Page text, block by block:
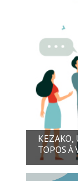
KEZAKO,
TOPOS À